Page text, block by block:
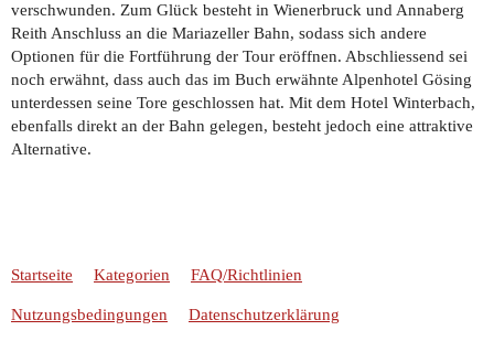
verschwunden. Zum Glück besteht in Wienerbruck und Annaberg
Reith Anschluss an die Mariazeller Bahn, sodass sich andere
Optionen für die Fortführung der Tour eröffnen. Abschliessend sei
noch erwähnt, dass auch das im Buch erwähnte Alpenhotel Gösing
unterdessen seine Tore geschlossen hat. Mit dem Hotel Winterbach,
ebenfalls direkt an der Bahn gelegen, besteht jedoch eine attraktive
Alternative.
Startseite Kategorien FAQ/Richtlinien
Nutzungsbedingungen Datenschutzerklärung